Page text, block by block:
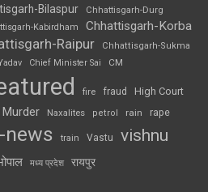
Bilaspur Chhattisgarh-Durg
Kabirdham Chhattisgarh-Korba
Raipur
Chhattisgarh-Sukma
Chief Minister Sai CM
fire fraud High Court
Murder Naxalites petrol rain rape
news train Vastu vishnu
मध्य प्रदेश रायपुर